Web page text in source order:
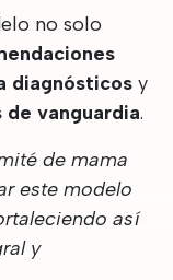
no solo
diagnósticos y
vanguardia.
de mama
este modelo
así
y